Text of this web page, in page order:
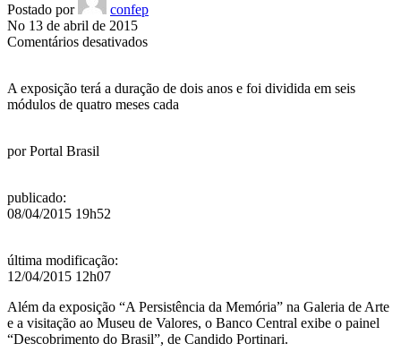
Postado por
confep
No 13 de abril de 2015
Comentários desativadosem
apresenta
painel
A exposição terá a duração de dois anos e foi dividida em seis
módulos de quatro meses cada
porPortal Brasil
publicado:
08/04/2015 19h52
última modificação:
12/04/2015 12h07
Além da exposição “A Persistência da Memória” na Galeria de Arte
e a visitação ao Museu de Valores, o Banco Central exibe o painel
“Descobrimento do Brasil”, de Candido Portinari.